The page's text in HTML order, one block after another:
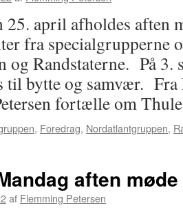
25. april afholdes aften
fra specialgrupperne
og Randstaterne. På
til bytte og samvær.
fortælle om
, Foredrag, Nordatlantgruppen,
aften møde
af Flemming Petersen